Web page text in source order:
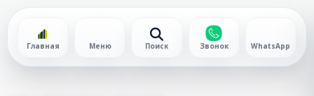
Главная Меню Поиск Звонок WhatsApp